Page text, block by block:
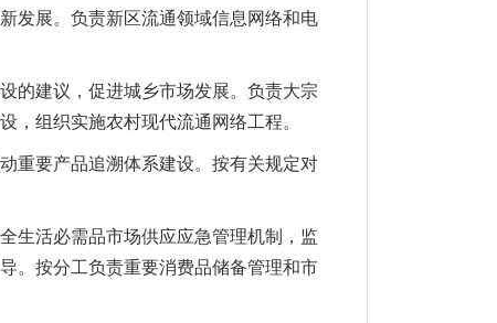
发展。负责新区流通领域信息网络和电
建议，促进城乡市场发展。负责大宗
组织实施农村现代流通网络工程。
要产品追溯体系建设。按有关规定对
活必需品市场供应应急管理机制，监
。按分工负责重要消费品储备管理和市